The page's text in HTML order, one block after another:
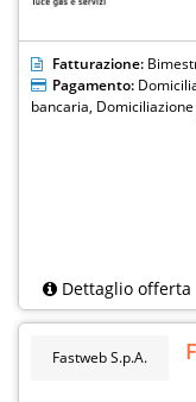
Fatturazione:
Pagamento:
bancaria,
Dettaglio offerta
Fastweb S.p.A.